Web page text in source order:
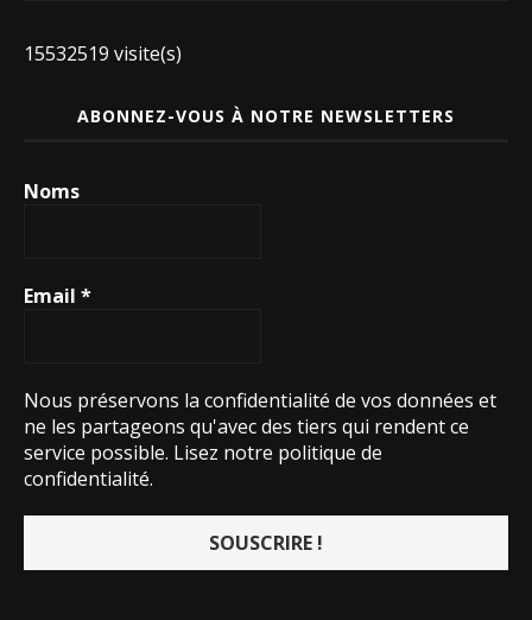
15532519 visite(s)
ABONNEZ-VOUS À NOTRE NEWSLETTERS
Noms
Email *
Nous préservons la confidentialité de vos données et
ne les partageons qu'avec des tiers qui rendent ce
service possible. Lisez notre politique de
confidentialité.